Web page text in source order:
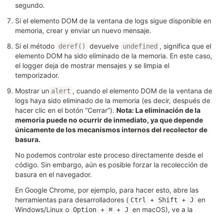
segundo.
Si el elemento DOM de la ventana de logs sigue disponible en
memoria, crear y enviar un nuevo mensaje.
Si el método deref() devuelve undefined , significa que el
elemento DOM ha sido eliminado de la memoria. En este caso,
el logger deja de mostrar mensajes y se limpia el
temporizador.
Mostrar un alert , cuando el elemento DOM de la ventana de
logs haya sido eliminado de la memoria (es decir, después de
hacer clic en el botón “Cerrar”). Nota: La eliminación de la
memoria puede no ocurrir de inmediato, ya que depende
únicamente de los mecanismos internos del recolector de
basura.
No podemos controlar este proceso directamente desde el
código. Sin embargo, aún es posible forzar la recolección de
basura en el navegador.
En Google Chrome, por ejemplo, para hacer esto, abre las
herramientas para desarrolladores ( Ctrl + Shift + J en
Windows/Linux o Option + ⌘ + J en macOS), ve a la